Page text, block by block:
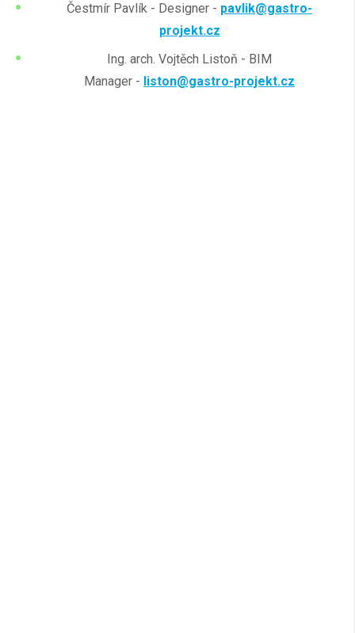
Čestmír Pavlík - Designer - pavlik@gastro-
projekt.cz
Ing. arch. Vojtěch Listoň - BIM
Manager - liston@gastro-projekt.cz